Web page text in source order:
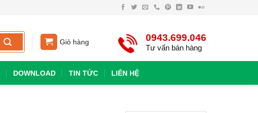
Giỏ hàng 0943.699.046
Tư vấn bán hàng
DOWNLOAD TIN TỨC LIÊN HỆ